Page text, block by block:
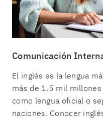
Comunicación
El inglés es la lengua
más de 1.5 mil
como lengua oficial o
naciones. Conocer